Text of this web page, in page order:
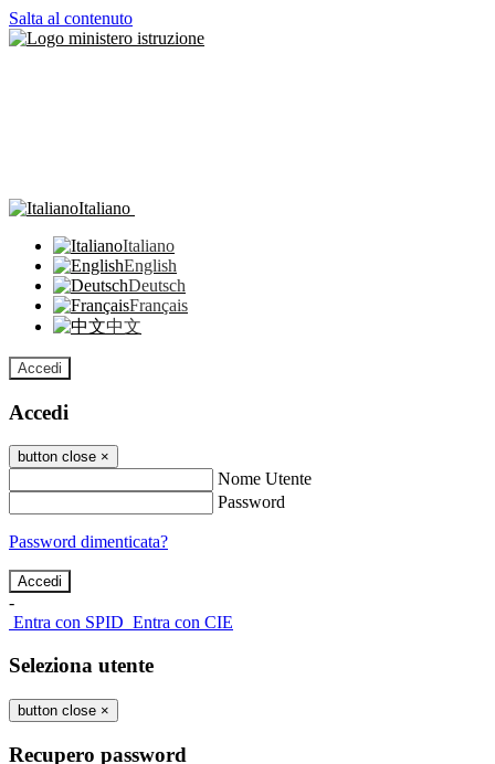
Salta al contenuto
Italiano
Italiano
English
Deutsch
Français
中文
Accedi
Accedi
button close ×
Nome Utente
Password
Password dimenticata?
-
Entra con SPID Entra con CIE
Seleziona utente
button close ×
Recupero password